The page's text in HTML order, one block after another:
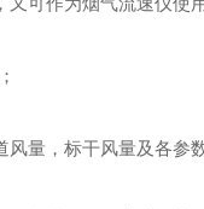
量，标干风量及各参